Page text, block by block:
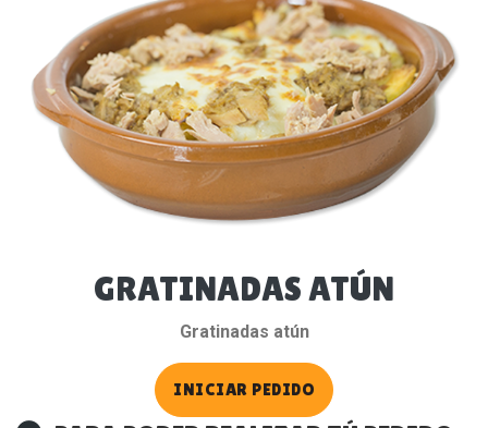
GRATINADAS ATÚN
Gratinadas atún
INICIAR PEDIDO